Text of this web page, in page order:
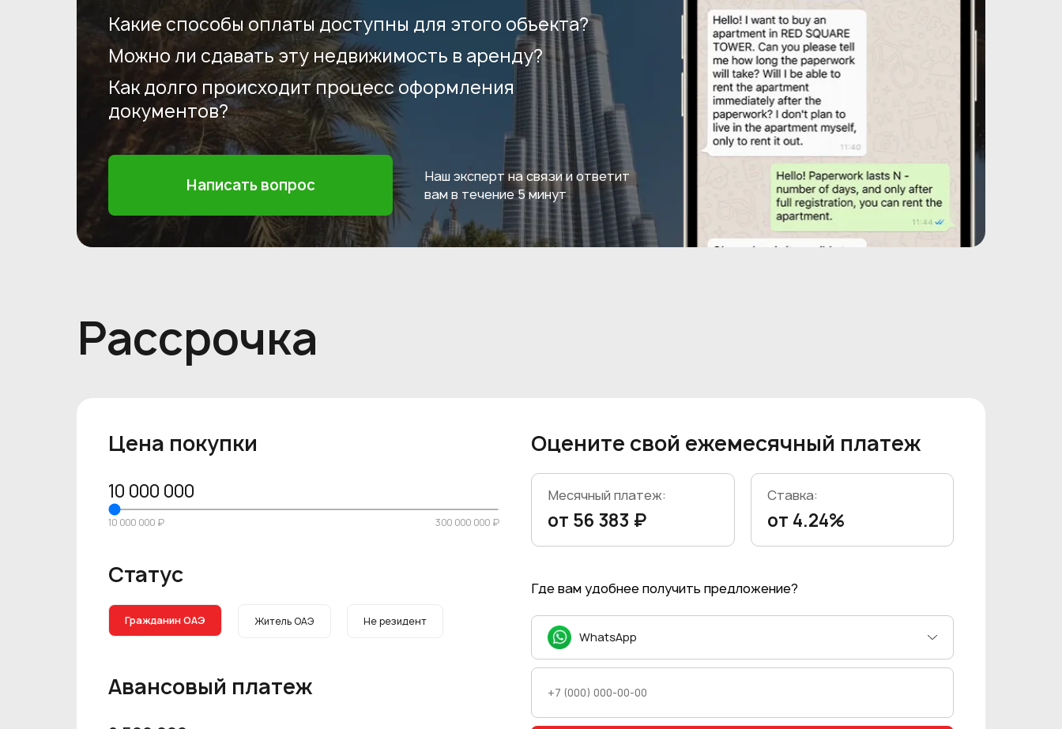
Какие способы оплаты доступны для этого объекта?
Можно ли сдавать эту недвижимость в аренду?
Как долго происходит процесс оформления
документов?
Написать вопрос
Наш эксперт на связи и ответит
вам в течение5 минут
Рассрочка
Цена покупки
10 000 000
10 000 000 ₽ 300 000 000 ₽
Статус
Гражданин ОАЭ Житель ОАЭ Не резидент
Авансовый платеж
Оцените свой ежемесячный платеж
Месячный платеж:
от 56 383 ₽
Ставка:
от 4.24%
Где вам удобнее получить предложение?
WhatsApp